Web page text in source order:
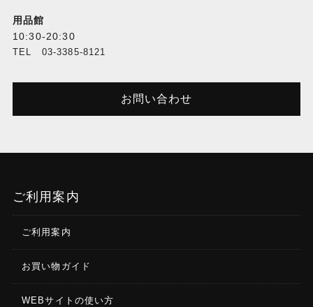
用品館
10:30-20:30
TEL 03-3385-8121
お問い合わせ
ご利用案内
ご利用案内
お買い物ガイド
WEBサイトの使い方